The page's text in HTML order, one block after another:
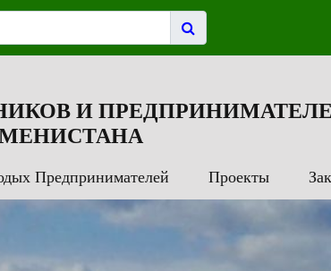
И
Предпринимателей Проекты